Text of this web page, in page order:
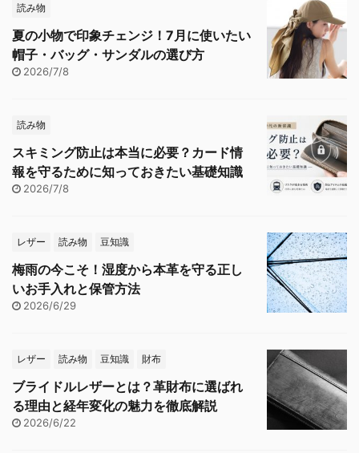
読み物
夏の小物で印象チェンジ！7月に使いたい
帽子・バッグ・サンダルの選び方
2026/7/8
読み物
スキミング防止は本当に必要？カード情
報を守るために知っておきたい基礎知識
2026/7/8
レザー 読み物 豆知識
梅雨の今こそ！湿度から本革を守る正し
いお手入れと保管方法
2026/6/29
レザー 読み物 豆知識 財布
ブライドルレザーとは？革財布に選ばれ
る理由と経年変化の魅力を徹底解説
2026/6/22